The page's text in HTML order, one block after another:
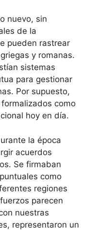
nuevo, sin
de la
pueden rastrear
y romanas.
sistemas
para gestionar
Por supuesto,
como
hoy en día.
la época
acuerdos
Se firmaban
como
regiones
parecen
nuestras
representaron un